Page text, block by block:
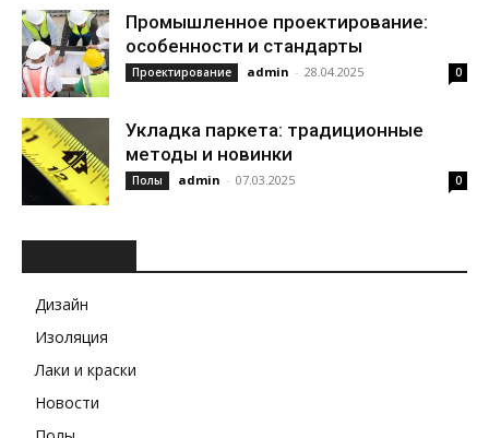
Промышленное проектирование:
особенности и стандарты
Проектирование admin - 28.04.2025 0
Укладка паркета: традиционные
методы и новинки
Полы admin - 07.03.2025 0
Дизайн
Изоляция
Лаки и краски
Новости